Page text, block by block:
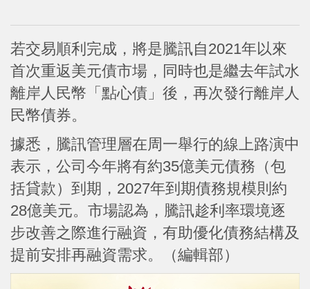
若交易順利完成，將是騰訊自2021年以來
首次重返美元債市場，同時也是繼去年試水
離岸人民幣「點心債」後，再次發行離岸人
民幣債券。
據悉，騰訊管理層在周一舉行的線上路演中
表示，公司今年將有約35億美元債務（包
括貸款）到期，2027年到期債務規模則約
28億美元。市場認為，騰訊趁利率環境逐
步改善之際進行融資，有助優化債務結構及
提前安排再融資需求。（編輯部）